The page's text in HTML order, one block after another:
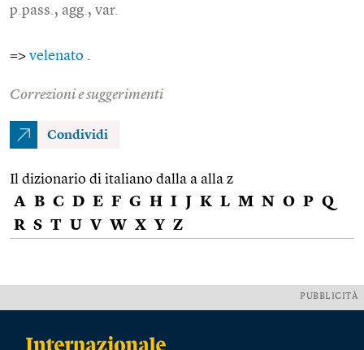
p.pass., agg., var.
=> velenato
Correzioni e suggerimenti
Condividi
Il dizionario di italiano dalla a alla z
A B C D E F G H I J K L M N O P Q
R S T U V W X Y Z
PUBBLICITÀ